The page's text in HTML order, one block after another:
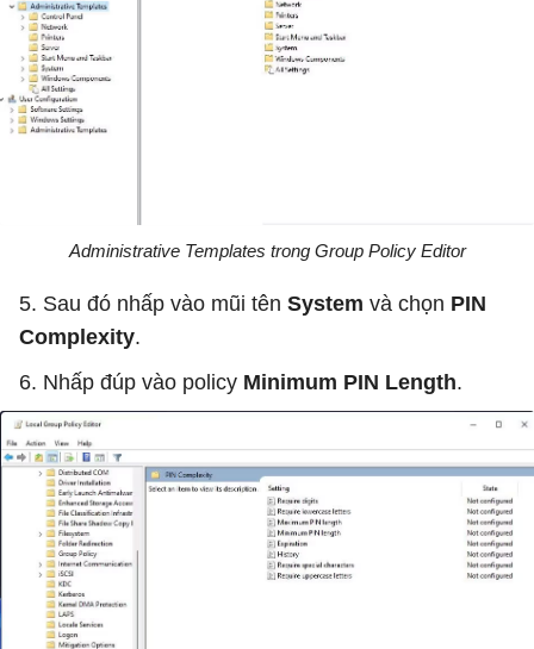
Administrative Templates trong Group Policy Editor
5. Sau đó nhấp vào mũi tên System và chọn PIN
Complexity.
6. Nhấp đúp vào policy Minimum PIN Length.